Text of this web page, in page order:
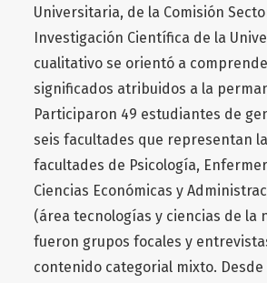
Universitaria, de la Comisión
Investigación Científica de la
cualitativo se orientó a
significados atribuidos a la
Participaron 49 estudiantes de
seis facultades que representan
facultades de Psicología,
Ciencias Económicas y
(área tecnologías y ciencias de la
fueron grupos focales y
contenido categorial mixto.